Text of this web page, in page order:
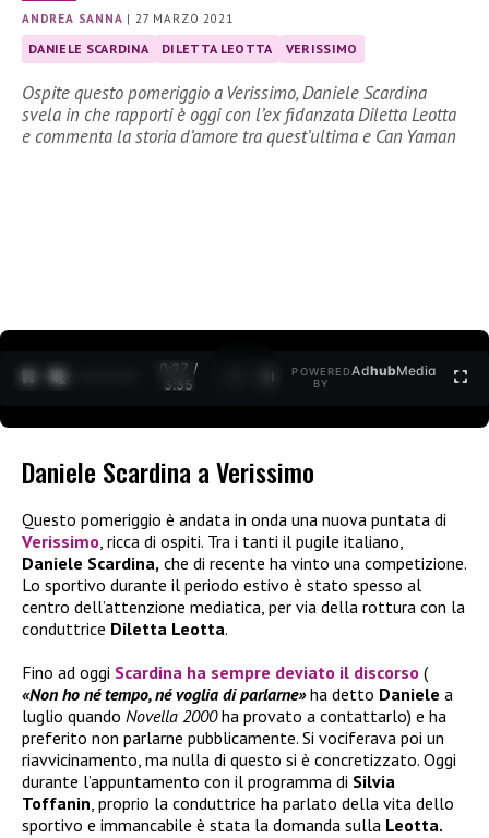
ANDREA SANNA |27 MARZO 2021
DANIELE SCARDINA DILETTA LEOTTA VERISSIMO
Ospite questo pomeriggio a Verissimo, Daniele Scardina
svela in che rapporti è oggi con l’ex fidanzata Diletta Leotta
e commenta la storia d’amore tra quest’ultima e Can Yaman
0:27 /
3:35
POWERED
BY
AdhubMedia
Daniele Scardina a Verissimo
Questo pomeriggio è andata in onda una nuova puntata di
Verissimo, ricca di ospiti. Tra i tanti il pugile italiano,
Daniele Scardina, che di recente ha vinto una competizione.
Lo sportivo durante il periodo estivo è stato spesso al
centro dell’attenzione mediatica, per via della rottura con la
conduttrice Diletta Leotta.
Fino ad oggi Scardina ha sempre deviato il discorso (
«Non ho né tempo, né voglia di parlarne»ha detto Daniele a
luglio quando Novella 2000ha provato a contattarlo) e ha
preferito non parlarne pubblicamente. Si vociferava poi un
riavvicinamento, ma nulla di questo si è concretizzato. Oggi
durante l’appuntamento con il programma di Silvia
Toffanin, proprio la conduttrice ha parlato della vita dello
sportivo e immancabile è stata la domanda sulla Leotta.